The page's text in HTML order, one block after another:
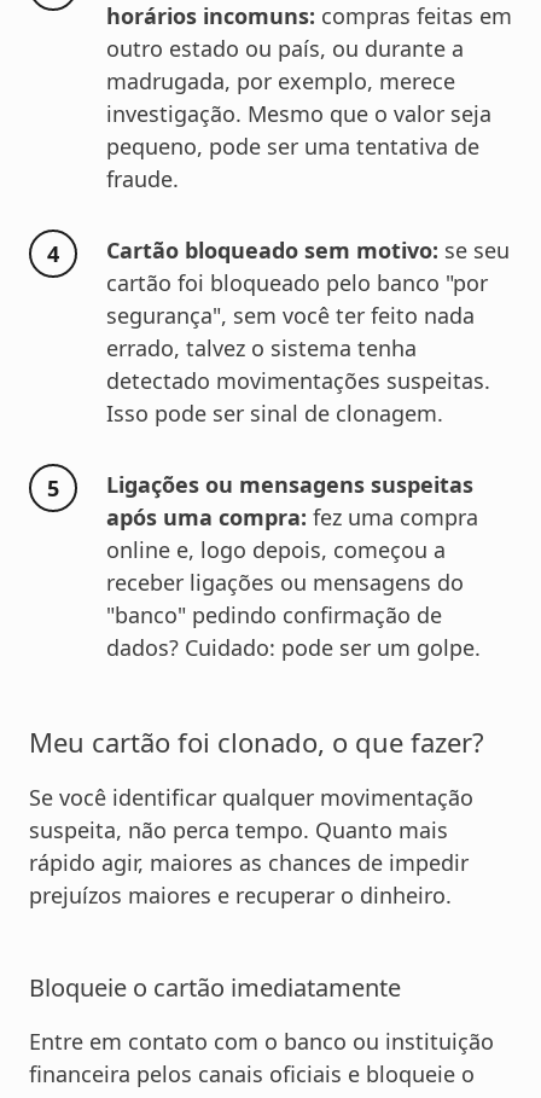
horários incomuns: compras feitas em
outro estado ou país, ou durante a
madrugada, por exemplo, merece
investigação. Mesmo que o valor seja
pequeno, pode ser uma tentativa de
fraude.
Cartão bloqueado sem motivo: se seu
cartão foi bloqueado pelo banco "por
segurança", sem você ter feito nada
errado, talvez o sistema tenha
detectado movimentações suspeitas.
Isso pode ser sinal de clonagem.
Ligações ou mensagens suspeitas
após uma compra: fez uma compra
online e, logo depois, começou a
receber ligações ou mensagens do
"banco" pedindo confirmação de
dados? Cuidado: pode ser um golpe.
Meu cartão foi clonado, o que fazer?
Se você identificar qualquer movimentação
suspeita, não perca tempo. Quanto mais
rápido agir, maiores as chances de impedir
prejuízos maiores e recuperar o dinheiro.
Bloqueie o cartão imediatamente
Entre em contato com o banco ou instituição
financeira pelos canais oficiais e bloqueie o